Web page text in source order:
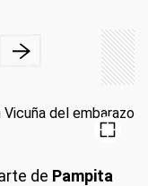
de Pampita